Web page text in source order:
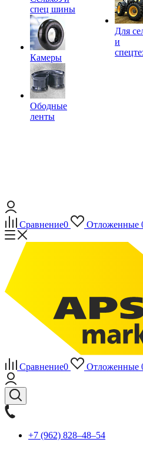
спец шины
Камеры
Ободные
ленты
Для
и
Сравнение0 Отложенные
Сравнение0 Отложенные
+7 (962) 828‒48‒54